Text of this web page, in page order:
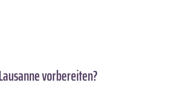
vorbereiten?